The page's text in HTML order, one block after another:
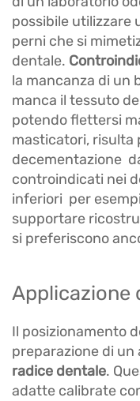
possibile utilizzare
perni che si
dentale.
la mancanza di un
manca il tessuto
potendo flettersi
masticatori, risulta
decementazione
controindicati nei
inferiori per
supportare
si preferiscono
Applicazione
Il posizionamento
preparazione di un
radice dentale.
adatte calibrate